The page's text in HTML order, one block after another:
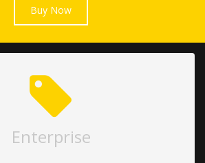
Buy Now
Enterprise